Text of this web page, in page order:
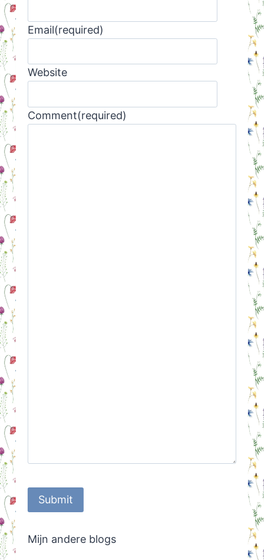
Email(required)
Website
Comment(required)
Submit
Mijn andere blogs